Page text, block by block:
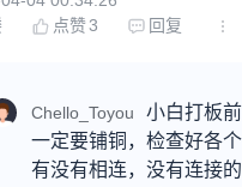
点赞3 回复
Chello_Toyou
小白打板
一定要铺铜，检查好各
有没有相连，没有连接